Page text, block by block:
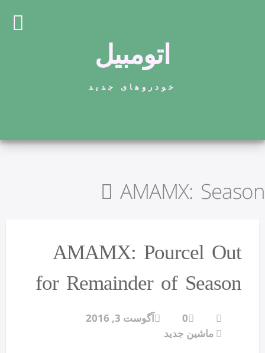
اتومبیل
خودروهای جدید
AMAMX: Season
AMAMX: Pourcel Out
for Remainder of Season
0
آگوست 3, 2016
ماشین جدید